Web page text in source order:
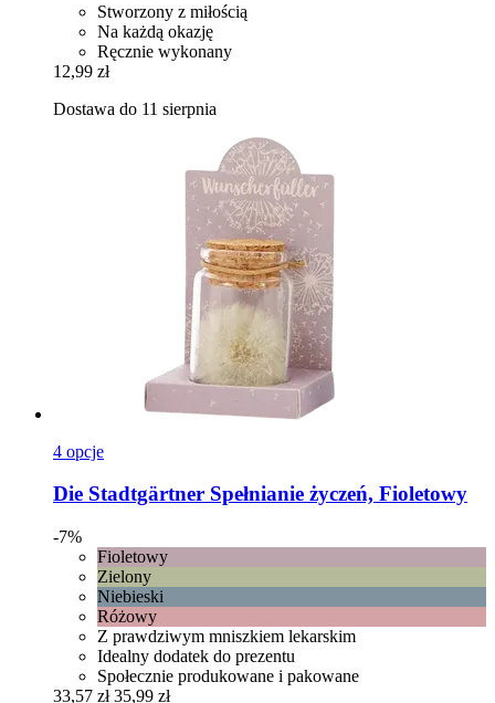
Stworzony z miłością
Na każdą okazję
Ręcznie wykonany
12,99 zł
Dostawa do 11 sierpnia
4 opcje
Die Stadtgärtner Spełnianie życzeń, Fioletowy
-7%
Fioletowy
Zielony
Niebieski
Różowy
Z prawdziwym mniszkiem lekarskim
Idealny dodatek do prezentu
Społecznie produkowane i pakowane
33,57 zł 35,99 zł